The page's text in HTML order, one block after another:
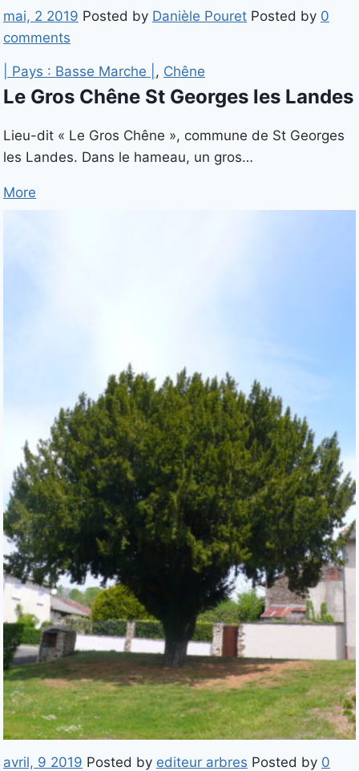
mai, 2 2019 Posted by Danièle Pouret Posted by 0
comments
| Pays : Basse Marche | , Chêne
Le Gros Chêne St Georges les Landes
Lieu-dit « Le Gros Chêne », commune de St Georges
les Landes. Dans le hameau, un gros…
More
avril, 9 2019 Posted by editeur arbres Posted by 0